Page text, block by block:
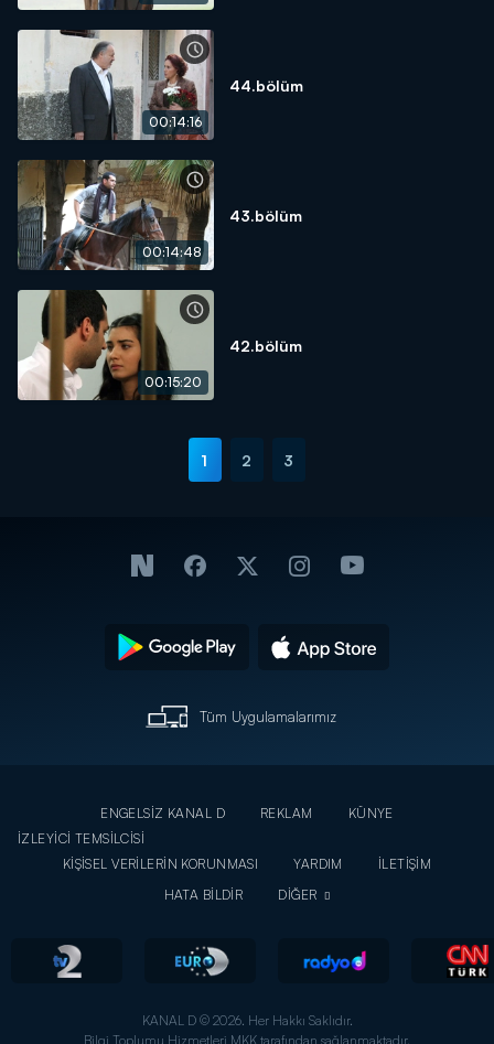
00:14:16
44.bölüm
00:14:48
43.bölüm
00:15:20
42.bölüm
1 2 3
Tüm Uygulamalarımız
ENGELSİZ KANAL D REKLAM
KÜNYE
İZLEYİCİ TEMSİLCİSİ
KİŞİSEL VERİLERİN KORUNMASI
YARDIM
İLETİŞİM
HATA BİLDİR
DİĞER
KANAL D © 2026. Her Hakkı Saklıdır.
Bilgi Toplumu Hizmetleri MKK tarafından sağlanmaktadır.